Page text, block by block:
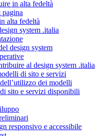
in alta fedeltà
alta fedeltà
system .italia
design system
al design system .italia
di sito e servizi
dei modelli
sito e servizi disponibili
responsivo e accessibile